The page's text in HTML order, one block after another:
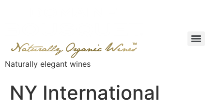
Naturally elegant wines
NY International